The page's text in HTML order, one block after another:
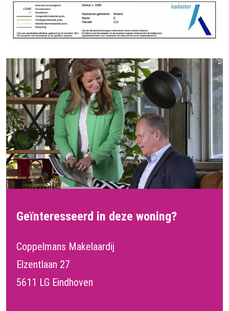
Geïnteresseerd in deze woning?
Coppelmans Makelaardij
Elzentlaan 27
5611 LG Eindhoven